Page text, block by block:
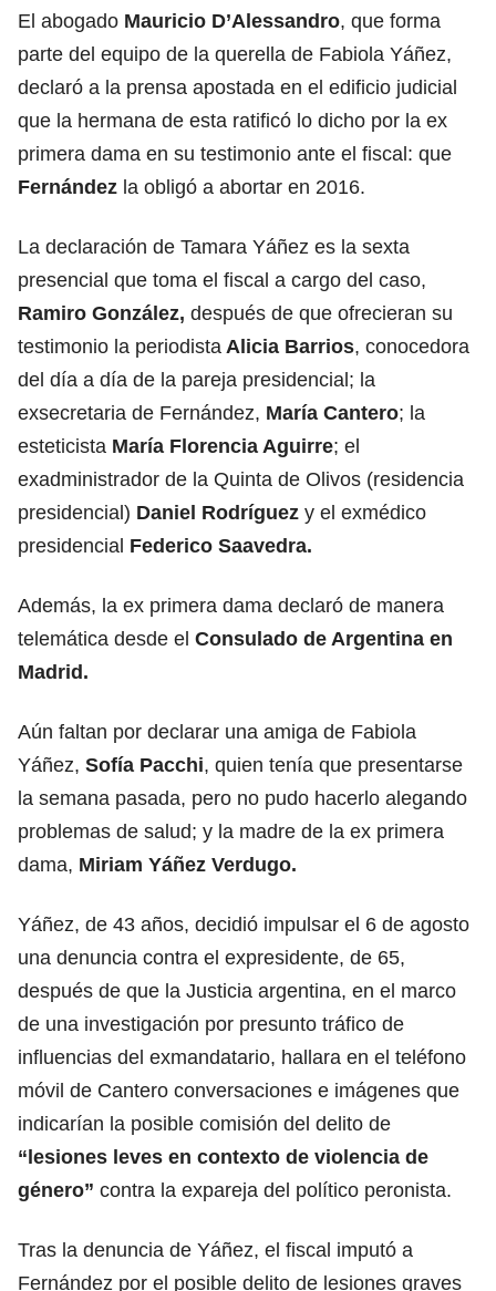
El abogado Mauricio D’Alessandro, que forma
parte del equipo de la querella de Fabiola Yáñez,
declaró a la prensa apostada en el edificio judicial
que la hermana de esta ratificó lo dicho por la ex
primera dama en su testimonio ante el fiscal: que
Fernández la obligó a abortar en 2016.
La declaración de Tamara Yáñez es la sexta
presencial que toma el fiscal a cargo del caso,
Ramiro González, después de que ofrecieran su
testimonio la periodista Alicia Barrios, conocedora
del día a día de la pareja presidencial; la
exsecretaria de Fernández, María Cantero; la
esteticista María Florencia Aguirre; el
exadministrador de la Quinta de Olivos (residencia
presidencial) Daniel Rodríguez y el exmédico
presidencial Federico Saavedra.
Además, la ex primera dama declaró de manera
telemática desde el Consulado de Argentina en
Madrid.
Aún faltan por declarar una amiga de Fabiola
Yáñez, Sofía Pacchi, quien tenía que presentarse
la semana pasada, pero no pudo hacerlo alegando
problemas de salud; y la madre de la ex primera
dama, Miriam Yáñez Verdugo.
Yáñez, de 43 años, decidió impulsar el 6 de agosto
una denuncia contra el expresidente, de 65,
después de que la Justicia argentina, en el marco
de una investigación por presunto tráfico de
influencias del exmandatario, hallara en el teléfono
móvil de Cantero conversaciones e imágenes que
indicarían la posible comisión del delito de
“lesiones leves en contexto de violencia de
género” contra la expareja del político peronista.
Tras la denuncia de Yáñez, el fiscal imputó a
Fernández por el posible delito de lesiones graves